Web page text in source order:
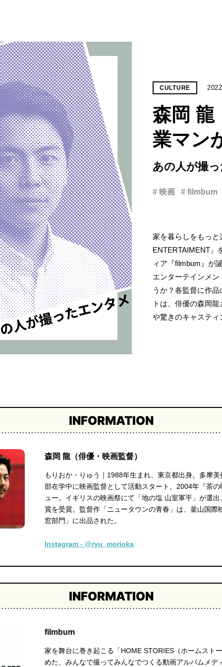
CULTURE
森岡 龍
業マン
あの人が撮
# 映画 # filmbum
家を暮らしをもっ
ENTERTAIMENT」
ィア『filmbum』が
エンターテインメ
うか？各監督に作
トは、俳優の森岡
や驚きのキャステ
INFORMATION
森岡 龍（俳優・映画監督）
もりおか・りゅう｜1988年生まれ、東京都出身。多摩
部在学中に映画監督として活動スタート。2004年『茶
ュー。イギリスの映画祭にて「地の塩 山室軍平」が選
賞を受賞。監督作「ニュータウンの青春」は、釜山国際
窓部門」に出品された。
Instagram - @ryu_morioka
INFORMATION
filmbum
家を舞台に巻き起こる「HOME STORIES（ホームスト
めた、みんなで撮ってみんなでつくる動画アルバムメデ